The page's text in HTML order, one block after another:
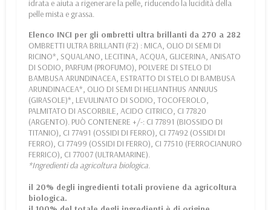
idrata e aiuta a rigenerare la pelle, riducendo la lucidità della
pelle mista e grassa.
Elenco INCI per gli ombretti ultra brillanti da 270 a 282
OMBRETTI ULTRA BRILLANTI (F2) : MICA, OLIO DI SEMI DI
RICINO*, SQUALANO, LECITINA, ACQUA, GLICERINA, ANISATO
DI SODIO, PARFUM (PROFUMO), POLVERE DI STELO DI
BAMBUSA ARUNDINACEA, ESTRATTO DI STELO DI BAMBUSA
ARUNDINACEA*, OLIO DI SEMI DI HELIANTHUS ANNUUS
(GIRASOLE)*, LEVULINATO DI SODIO, TOCOFEROLO,
PALMITATO DI ASCORBILE, ACIDO CITRICO, CI 77820
(ARGENTO). PUÒ CONTENERE +/-: CI 77891 (BIOSSIDO DI
TITANIO), CI 77491 (OSSIDI DI FERRO), CI 77492 (OSSIDI DI
FERRO), CI 77499 (OSSIDI DI FERRO), CI 77510 (FERROCIANURO
FERRICO), CI 77007 (ULTRAMARINE).
*Ingredienti da agricoltura biologica.
il 20% degli ingredienti totali proviene da agricoltura
biologica.